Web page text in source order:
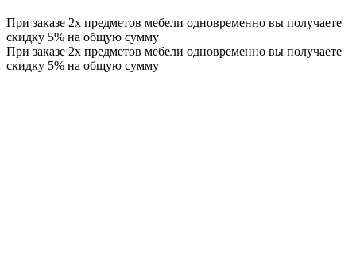
При заказе 2х предметов мебели одновременно вы получаете
скидку 5% на общую сумму
При заказе 2х предметов мебели одновременно вы получаете
скидку 5% на общую сумму